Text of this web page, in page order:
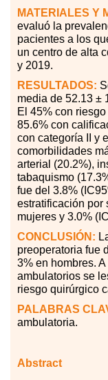
MATERIALES Y
evaluó la
pacientes a los
un centro de alta
y 2019.
RESULTADOS:
media de 52.13 ±
El 45% con
85.6% con
con categoría II y
comorbilidades
arterial (20.2%),
tabaquismo
fue del 3.8%
estratificación por
mujeres y 3.0%
CONCLUSIÓN:
preoperatoria fue
3% en hombres.
ambulatorios se
riesgo quirúrgico
PALABRAS
ambulatoria.
Abstract